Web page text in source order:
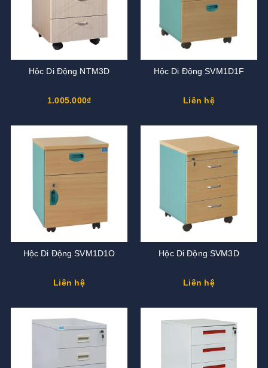
Hộc Di Động NTM3D
1.005.000₫
Hộc Di Động SVM1D1F
Liên hệ
Hộc Di Động SVM1D1O
Liên hệ
Hộc Di Động SVM3D
Liên hệ